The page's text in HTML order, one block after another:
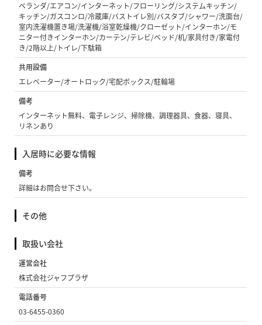
ベランダ/エアコン/インターネット/フローリング/システムキッチン/
キッチン/ガスコンロ/冷蔵庫/バストイレ別/バスタブ/シャワー/洗面台/
室内洗濯機置き場/洗濯機/浴室乾燥機/クローゼット/インターホン/モ
ニター付きインターホン/カーテン/テレビ/ベッド/机/家具付き/家電付
き/2階以上/トイレ/下駄箱
共用設備
エレベーター/オートロック/宅配ボックス/駐輪場
備考
インターネット無料、電子レンジ、掃除機、調理器具、食器、寝具、
リネンあり
入居時に必要な情報
備考
詳細はお問合せ下さい。
その他
取扱い会社
運営会社
株式会社ジャフプラザ
電話番号
03-6455-0360